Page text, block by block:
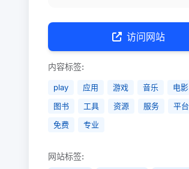
访问网站
内容标签:
play 应用 游戏 音乐 电影
图书
工具 资源 服务 平台
免费
专业
网站标签: